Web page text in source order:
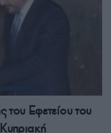
του Εφετείου του